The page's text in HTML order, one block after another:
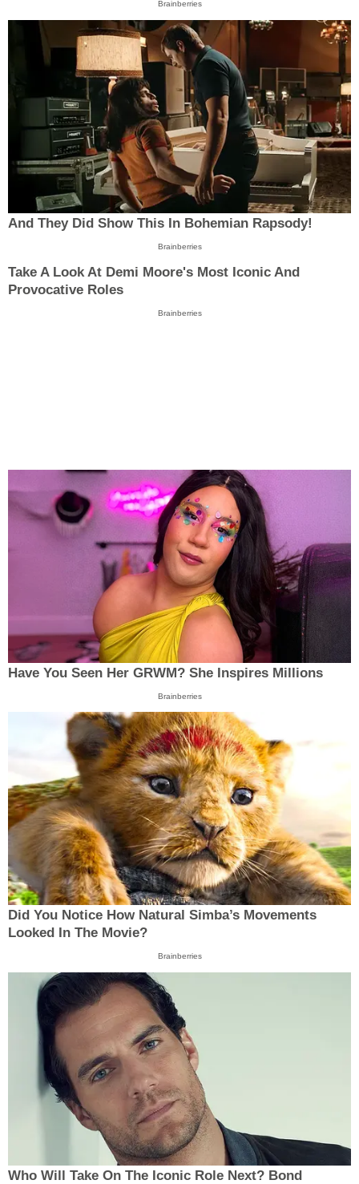
Brainberries
And They Did Show This In Bohemian Rapsody!
Brainberries
Take A Look At Demi Moore's Most Iconic And
Provocative Roles
Brainberries
Have You Seen Her GRWM? She Inspires Millions
Brainberries
Did You Notice How Natural Simba’s Movements
Looked In The Movie?
Brainberries
Who Will Take On The Iconic Role Next? Bond